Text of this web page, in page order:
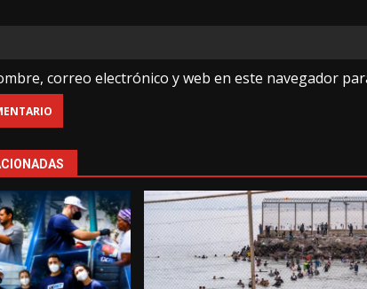
correo electrónico y web en este navegador